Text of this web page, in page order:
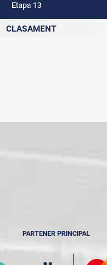
Etapa 13
CLASAMENT
PARTENER PRINCIPAL